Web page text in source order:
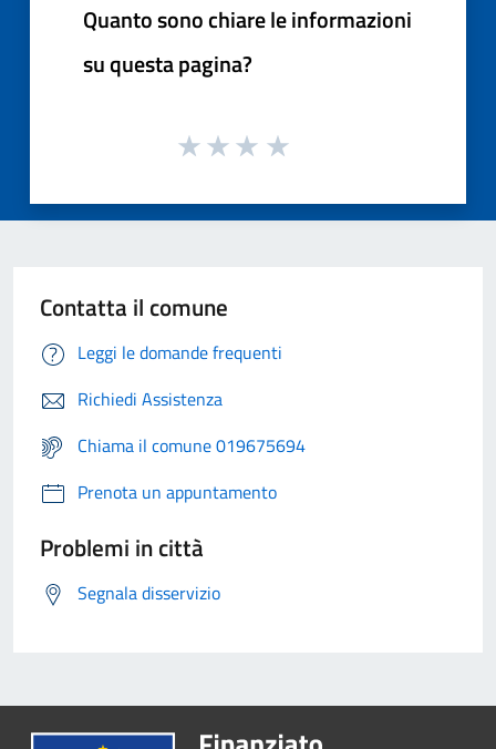
Quanto sono chiare le informazioni
su questa pagina?
Contatta il comune
Leggi le domande frequenti
Richiedi Assistenza
Chiama il comune 019675694
Prenota un appuntamento
Problemi in città
Segnala disservizio